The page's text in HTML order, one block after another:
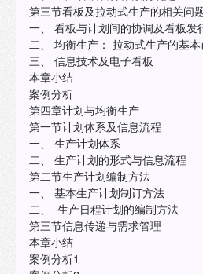
第三节看板及拉动式生产的相关问
一、 看板与计划间的协调及看板发
二、 均衡生产： 拉动式生产的基本
三、 信息技术及电子看板
本章小结
案例分析
第四章计划与均衡生产
第一节计划体系及信息流程
一、 生产计划体系
二、 生产计划的形式与信息流程
第二节生产计划编制方法
一、 基本生产计划制订方法
二、 生产日程计划的编制方法
第三节信息传递与需求管理
本章小结
案例分析1